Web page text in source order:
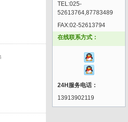
TEL:025-
52613764,87783489
FAX:02-52613794
在线联系方式：
24H服务电话：
13913902119